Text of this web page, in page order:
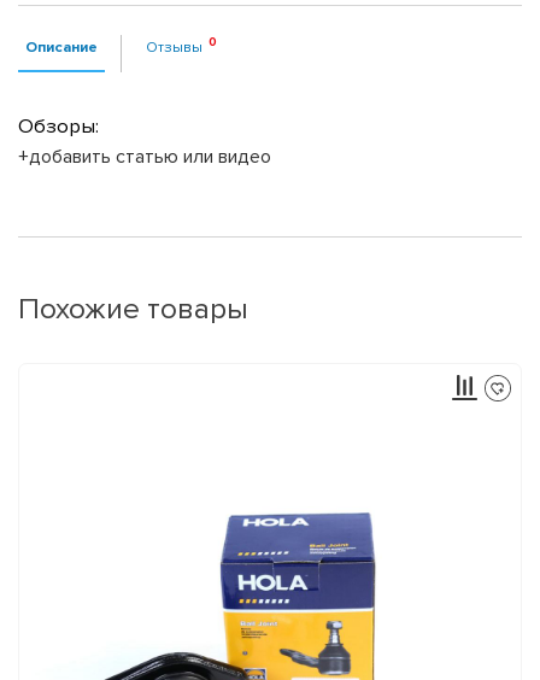
Описание Отзывы
Обзоры:
+добавить статью или видео
Похожие товары